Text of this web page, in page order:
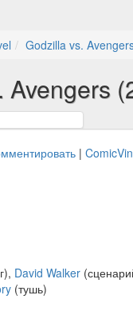
Godzilla vs.
Avengers
|
David Walker
(тушь)